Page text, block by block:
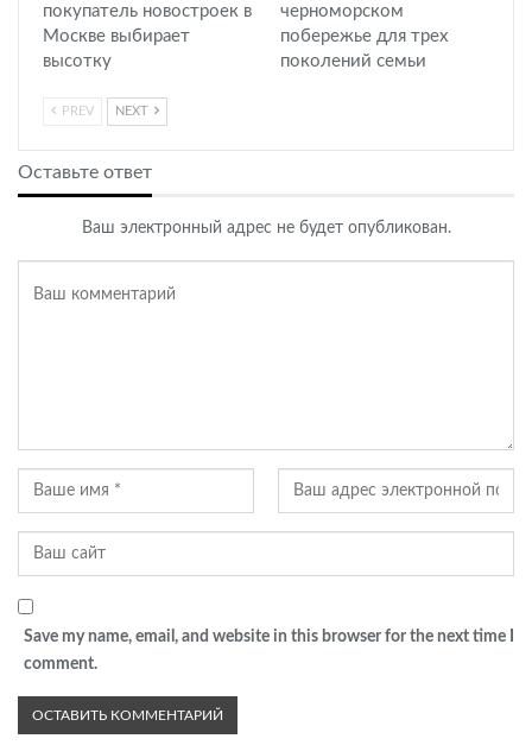
покупатель новостроек в
Москве выбирает
высотку
черноморском
побережье для трех
поколений семьи
PREV NEXT
Оставьте ответ
Ваш электронный адрес не будет опубликован.
Save my name, email, and website in this browser for the next time I
comment.